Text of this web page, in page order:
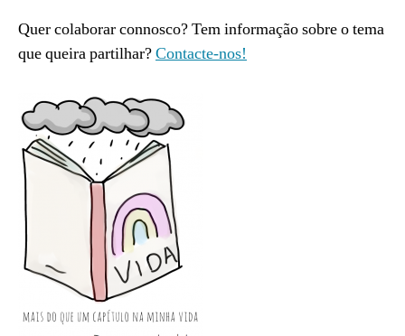
Quer colaborar connosco? Tem informação sobre o tema
que queira partilhar?Contacte-nos!